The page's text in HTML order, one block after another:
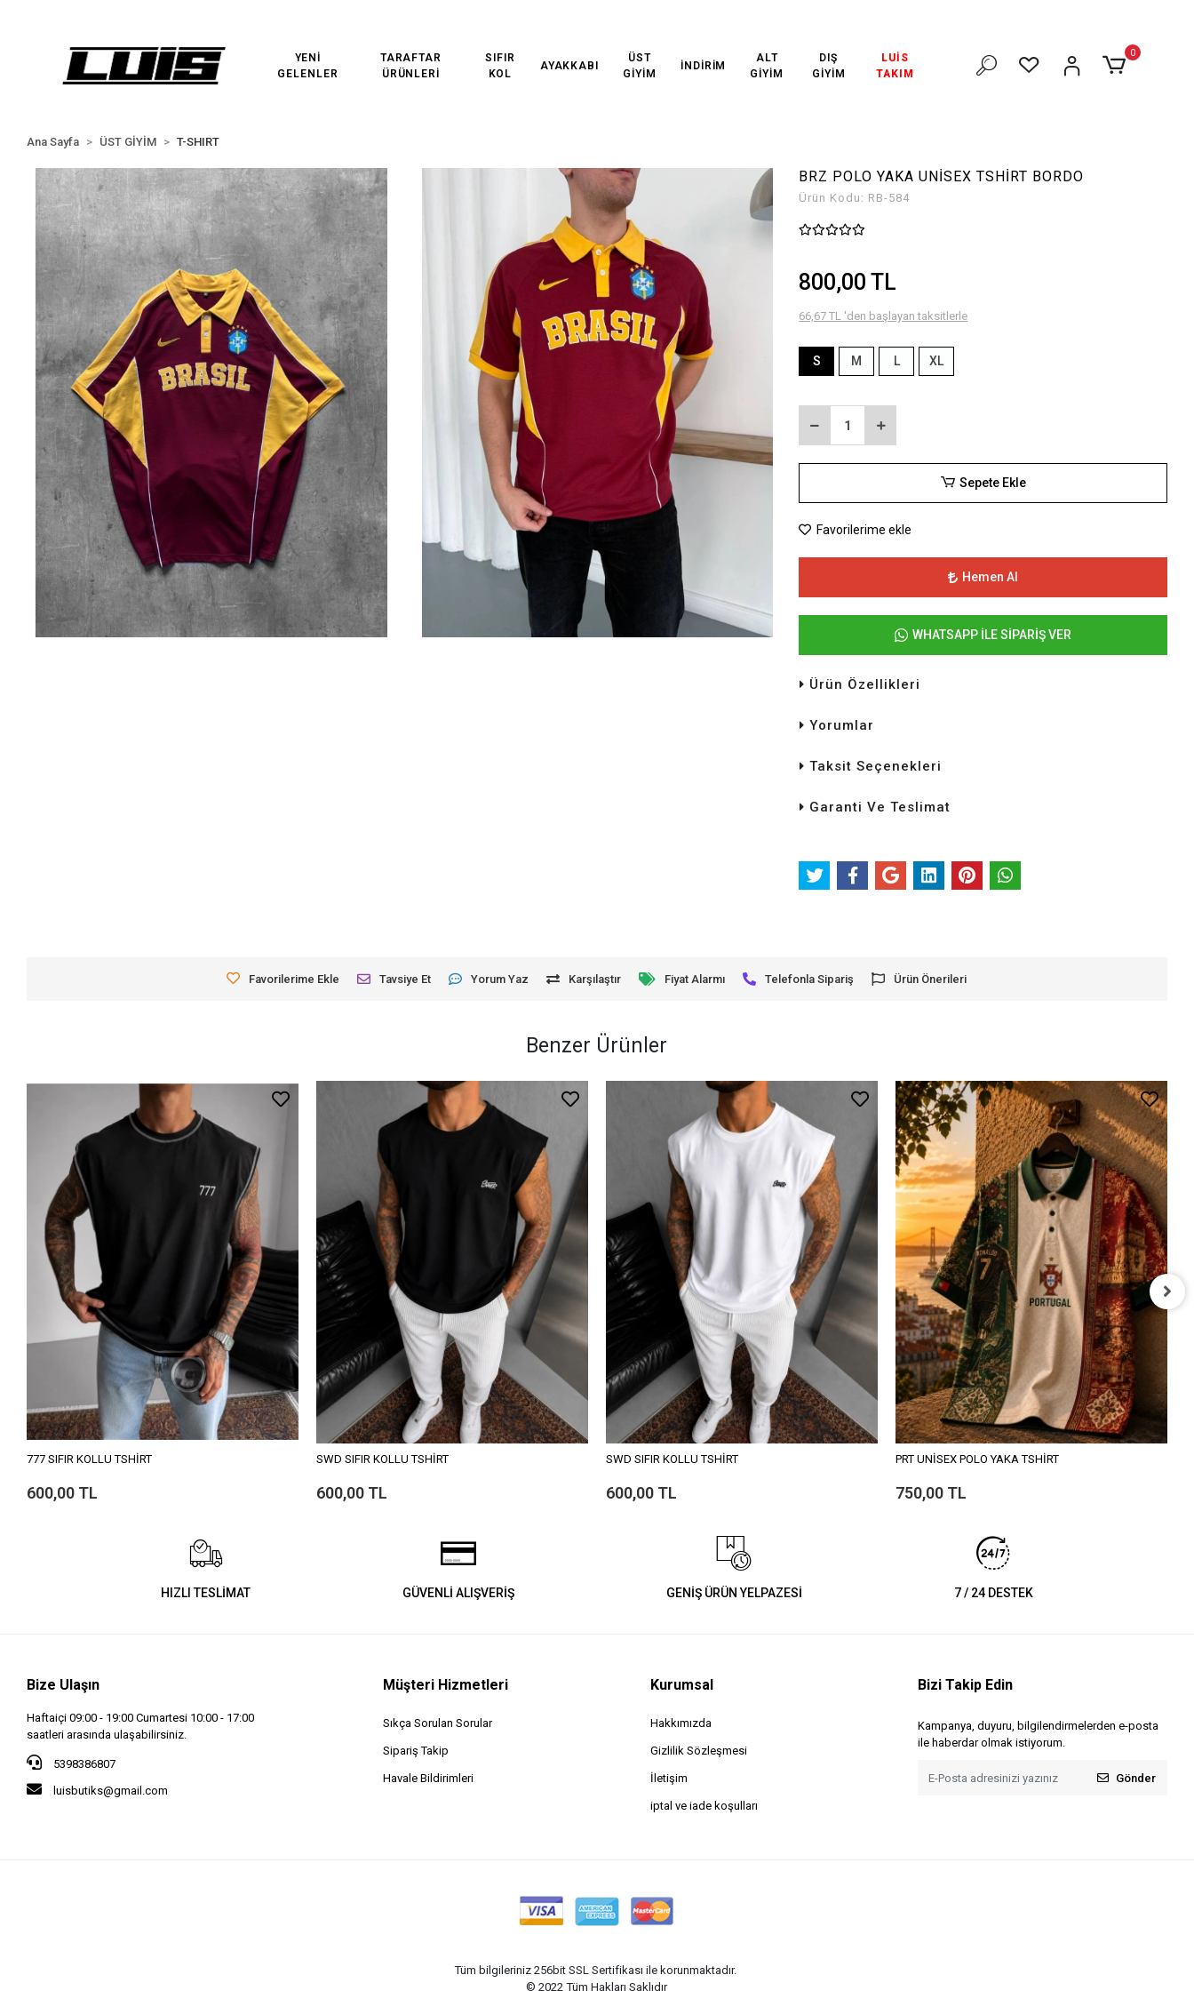
YENİ
GELENLER
TARAFTAR
ÜRÜNLERİ
SIFIR
KOL
AYAKKABI
ÜST
GİYİM
İNDİRİM
ALT
GİYİM
DIŞ
GİYİM
LUİS
TAKIM
0
Ana Sayfa ÜST GİYİM T-SHIRT
BRZ POLO YAKA UNİSEX TSHİRT BORDO
Ürün Kodu: RB-584
800,00 TL
66,67 TL 'den başlayan taksitlerle
S M L XL
Sepete Ekle
Favorilerime ekle
Hemen Al
WHATSAPP İLE SİPARİŞ VER
Ürün Özellikleri
Yorumlar
Taksit Seçenekleri
Garanti Ve Teslimat
Favorilerime Ekle Tavsiye Et Yorum Yaz Karşılaştır Fiyat Alarmı Telefonla Sipariş Ürün Önerileri
Benzer Ürünler
777 SIFIR KOLLU TSHİRT
600,00 TL
SWD SIFIR KOLLU TSHİRT
600,00 TL
SWD SIFIR KOLLU TSHİRT
600,00 TL
PRT UNİSEX POLO YAKA TSHİRT
750,00 TL
HIZLI TESLİMAT GÜVENLİ ALIŞVERİŞ GENİŞ ÜRÜN YELPAZESİ 7 / 24 DESTEK
Bize Ulaşın
Haftaiçi 09:00 - 19:00 Cumartesi 10:00 - 17:00
saatleri arasında ulaşabilirsiniz.
5398386807
luisbutiks@gmail.com
Müşteri Hizmetleri
Sıkça Sorulan Sorular
Sipariş Takip
Havale Bildirimleri
Kurumsal
Hakkımızda
Gizlilik Sözleşmesi
İletişim
iptal ve iade koşulları
Bizi Takip Edin
Kampanya, duyuru, bilgilendirmelerden e-posta
ile haberdar olmak istiyorum.
Gönder
Tüm bilgileriniz 256bit SSL Sertifikası ile korunmaktadır.
© 2022Tüm Hakları Saklıdır